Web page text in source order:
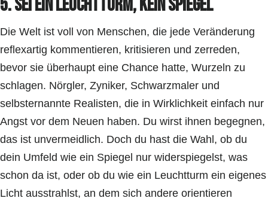
5. Sei ein Leuchtturm, kein Spiegel
Die Welt ist voll von Menschen, die jede Veränderung
reflexartig kommentieren, kritisieren und zerreden,
bevor sie überhaupt eine Chance hatte, Wurzeln zu
schlagen. Nörgler, Zyniker, Schwarzmaler und
selbsternannte Realisten, die in Wirklichkeit einfach nur
Angst vor dem Neuen haben. Du wirst ihnen begegnen,
das ist unvermeidlich. Doch du hast die Wahl, ob du
dein Umfeld wie ein Spiegel nur widerspiegelst, was
schon da ist, oder ob du wie ein Leuchtturm ein eigenes
Licht ausstrahlst, an dem sich andere orientieren